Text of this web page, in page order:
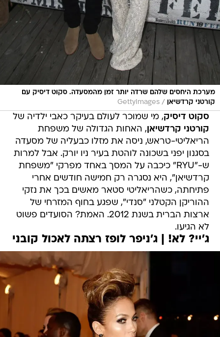
מערכת היחסים שלהם שרדה יותר זמן מהמסעדה. סקוט דיסיק עם
קורטני קרדשיאן
/
GettyImages
סקוט דיסיק, מי שמוכר לעולם בעיקר כאבי ילדיה של
קורטני קרדשיאן, האחות הגדולה של משפחת
הריאליטי-טראש, ניסה את מזלו כבעליה של מסעדה
בסגנון יפני בשכונה לוהטת בעיר ניו יורק. אבל למרות
ש-"RYU" כיכבה על המסך באחד מפרקי "משפחת
קרדשיאן", היא נסגרה רק חמישה חודשים אחרי
פתיחתה, כשהריאליטי סטאר מאשים בכך את נזקי
ההוריקן הקטלני "סנדי", שפגע בחוף המזרחי של
ארצות הברית בשנת 2012. האמת? הסועדים פשוט
לא הגיעו.
ג'יי? לא! | ג'ניפר לופז רצתה לאכול קובני